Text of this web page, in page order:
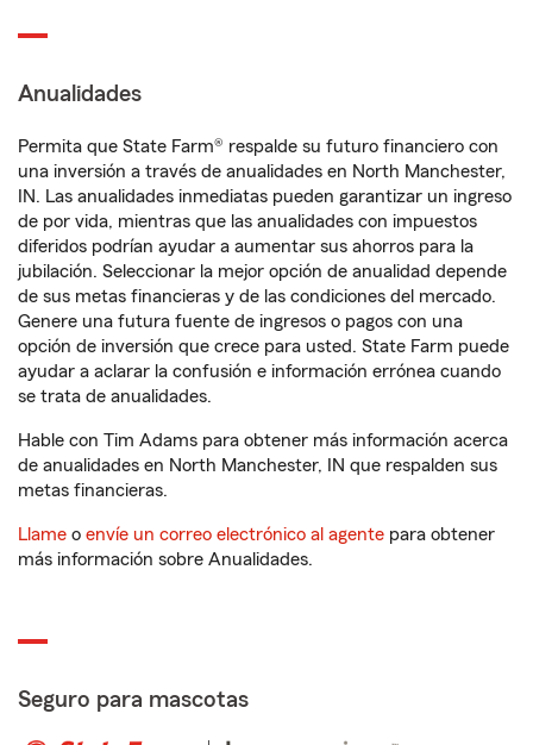
Anualidades
Permita que State Farm® respalde su futuro financiero con
una inversión a través de anualidades en North Manchester,
IN. Las anualidades inmediatas pueden garantizar un ingreso
de por vida, mientras que las anualidades con impuestos
diferidos podrían ayudar a aumentar sus ahorros para la
jubilación. Seleccionar la mejor opción de anualidad depende
de sus metas financieras y de las condiciones del mercado.
Genere una futura fuente de ingresos o pagos con una
opción de inversión que crece para usted. State Farm puede
ayudar a aclarar la confusión e información errónea cuando
se trata de anualidades.
Hable con Tim Adams para obtener más información acerca
de anualidades en North Manchester, IN que respalden sus
metas financieras.
Llame o envíe un correo electrónico al agente para obtener
más información sobre Anualidades.
Seguro para mascotas